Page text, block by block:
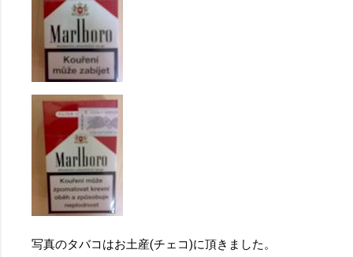
写真のタバコはお土産(チェコ)に頂きました。